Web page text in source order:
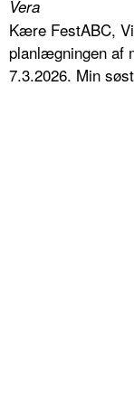
Vera
Kære FestABC,
planlægningen af
7.3.2026. Min